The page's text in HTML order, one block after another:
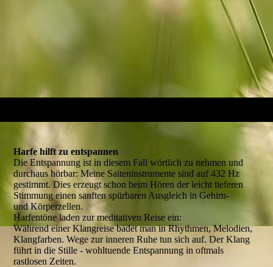
Harfe hilft zu entspannen
Die Entspannung ist in diesem Fall wörtlich zu nehmen und
durchaus hörbar: Meine Saiteninstrumente sind auf 432 Hz
gestimmt. Dies erzeugt schon beim Hören der leicht tieferen
Stimmung einen sanften spürbaren Ausgleich in Gehirn-
und Körperzellen.
Harfentöne laden zur meditativen Reise ein:
Während einer Klangreise badet man in Rhythmen, Melodien,
Klangfarben. Wege zur inneren Ruhe tun sich auf. Der Klang
führt in die Stille - wohltuende Entspannung in oftmals
rastlosen Zeiten.